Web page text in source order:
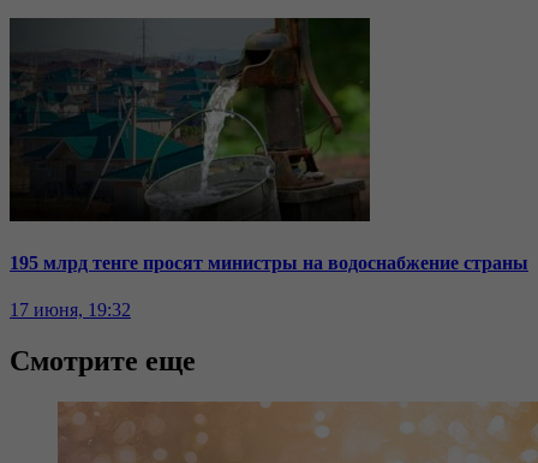
195 млрд тенге просят министры на водоснабжение страны
17 июня, 19:32
Смотрите еще